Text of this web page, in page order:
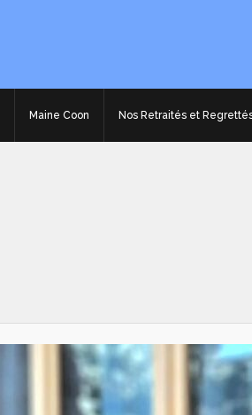
Maine Coon Nos Retraités et